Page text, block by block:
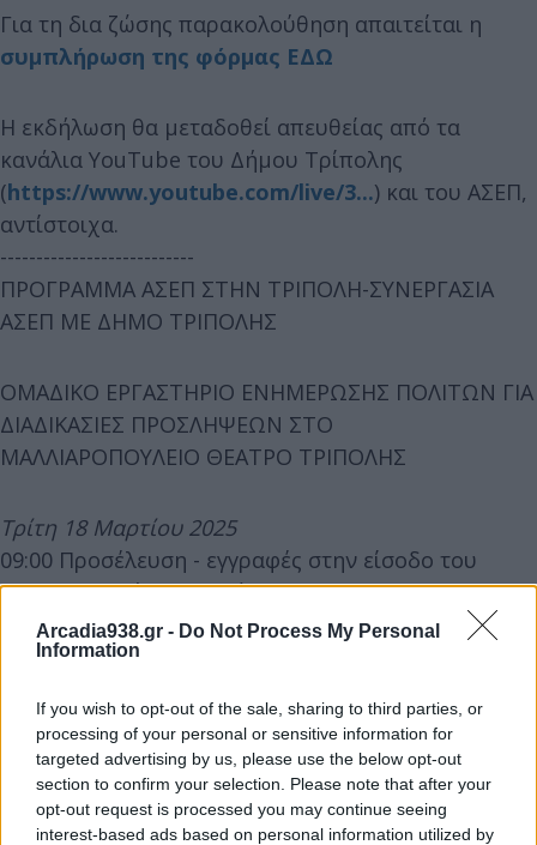
Arcadia938.gr - Do Not Process My Personal
Information
If you wish to opt-out of the sale, sharing to third parties, or
processing of your personal or sensitive information for
targeted advertising by us, please use the below opt-out
section to confirm your selection. Please note that after your
opt-out request is processed you may continue seeing
interest-based ads based on personal information utilized by
Για τη δια ζώσης παρακολούθηση απαιτείται η
συμπλήρωση της φόρμας ΕΔΩ
Η εκδήλωση θα μεταδοθεί απευθείας από τα
κανάλια YouTube του Δήμου Τρίπολης
(https://www.youtube.com/live/3...) και του ΑΣΕΠ,
αντίστοιχα.
---------------------------
ΠΡΟΓΡΑΜΜΑ ΑΣΕΠ ΣΤΗΝ ΤΡΙΠΟΛΗ-ΣΥΝΕΡΓΑΣΙΑ
ΑΣΕΠ ΜΕ ΔΗΜΟ ΤΡΙΠΟΛΗΣ
ΟΜΑΔΙΚΟ ΕΡΓΑΣΤΗΡΙΟ ΕΝΗΜΕΡΩΣΗΣ ΠΟΛΙΤΩΝ ΓΙΑ
ΔΙΑΔΙΚΑΣΙΕΣ ΠΡΟΣΛΗΨΕΩΝ ΣΤΟ
ΜΑΛΛΙΑΡΟΠΟΥΛΕΙΟ ΘΕΑΤΡΟ ΤΡΙΠΟΛΗΣ
Τρίτη 18 Μαρτίου 2025
09:00 Προσέλευση - εγγραφές στην είσοδο του
Μαλλιαροπούλειου Θεάτρου.
09:30 ΧΑΙΡΕΤΙΣΜΟΙ
10:00 ΟΜΙΛΙΕΣ
Α. Προοπτικές και προκλήσεις με την αξιοποίηση
των νέων τεχνολογιών κα. Καλλιόπη Στάγκα –
Προϊσταμένη Γενικής Δ/νσης Διοίκησης και
Ηλεκτρονικής Διακυβέρνησης